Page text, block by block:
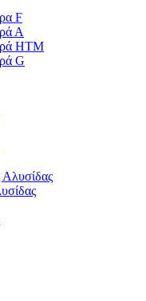
F
Α
HTM
G
Αλυσίδας